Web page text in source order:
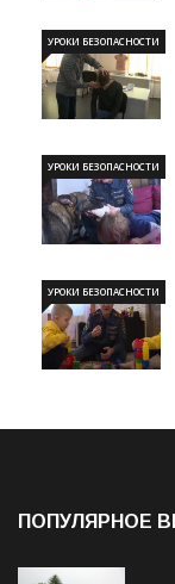
УРОКИ БЕЗОПАСНОСТИ
УРОКИ БЕЗОПАСНОСТИ
УРОКИ БЕЗОПАСНОСТИ
ПОПУЛЯРНОЕ